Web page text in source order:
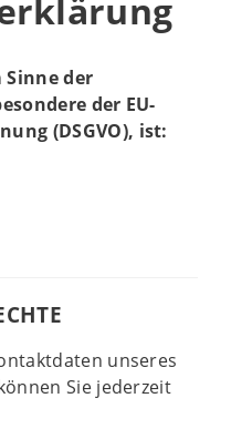
der
der EU-
(DSGVO), ist:
unseres
Sie jederzeit